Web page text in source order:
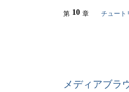
第 10 章 チュート
メディアブラ